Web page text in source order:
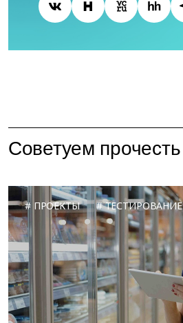
Советуем прочесть
ПРОЕКТЫ ТЕСТИРОВАНИЕ